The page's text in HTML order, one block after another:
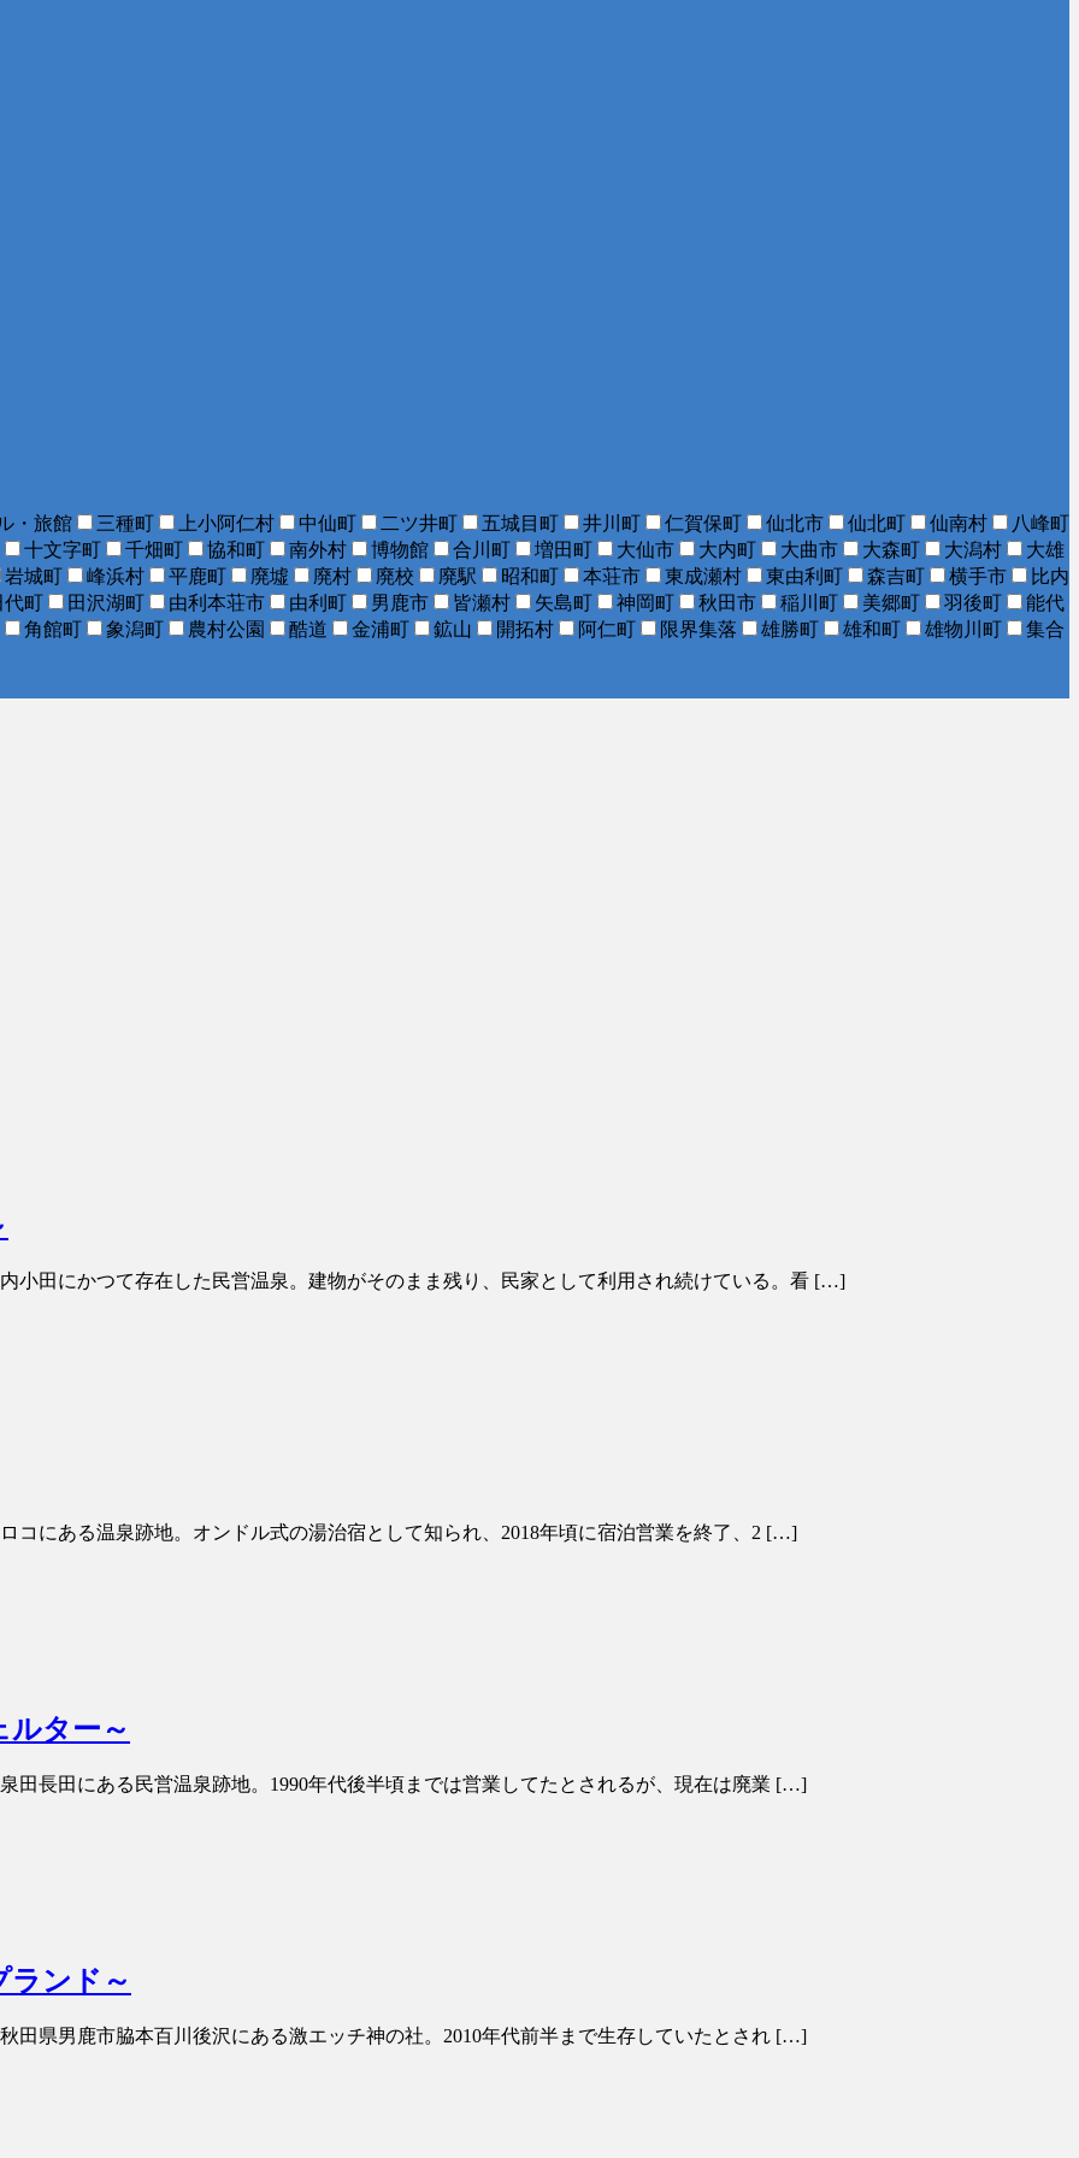
・旅館 三種町 上小阿仁村 中仙町 二ツ井町 五城目町 井川町 仁賀保町 仙北市 仙北町 仙南村
八峰町
十文字町
千畑町 協和町 南外村 博物館 合川町 増田町 大仙市 大内町 大曲市 大森町 大潟村
大雄
岩城町
峰浜村 平鹿町 廃墟 廃村 廃校 廃駅 昭和町 本荘市 東成瀬村 東由利町 森吉町 横手市
比内
代町
田沢湖町 由利本荘市 由利町 男鹿市 皆瀬村 矢島町 神岡町 秋田市 稲川町 美郷町 羽後町
能代
角館町
象潟町 農村公園 酷道 金浦町 鉱山 開拓村 阿仁町 限界集落 雄勝町 雄和町 雄物川町 集合
小田にかつて存在した民営温泉。建物がそのまま残り、民家として利用され続けている。看 […]
コにある温泉跡地。オンドル式の湯治宿として知られ、2018年頃に宿泊営業を終了、2 […]
ター～
田長田にある民営温泉跡地。1990年代後半頃までは営業してたとされるが、現在は廃業 […]
ランド～
田県男鹿市脇本百川後沢にある激エッチ神の社。2010年代前半まで生存していたとされ […]